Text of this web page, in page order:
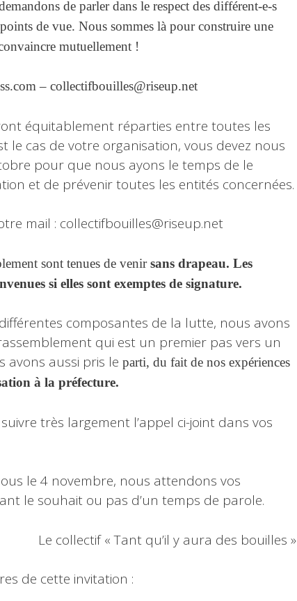
de parler dans le respect des différent-e-s
de vue. Nous sommes là pour construire une
mutuellement !
– collectifbouilles@riseup.net
équitablement réparties entre toutes les
le cas de votre organisation, vous devez nous
pour que nous ayons le temps de le
et de prévenir toutes les entités concernées.
mail : collectifbouilles@riseup.net
sont tenues de venirsans drapeau. Les
si elles sont exemptes de signature.
composantes de la lutte, nous avons
qui est un premier pas vers un
avons aussi pris le parti, du fait de nos expériences
à la préfecture.
très largement l’appel ci-joint dans vos
le 4 novembre, nous attendons vos
le souhait ou pas d’un temps de parole.
Le collectif « Tant qu’il y aura des bouilles »
de cette invitation :